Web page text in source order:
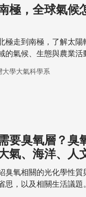
極，全球氣候
極走到南極，了解太
的氣候、生態與農業
大學大氣科學系
要臭氧層？臭
氣、海洋、人
臭氧相關的光化學性
思，以及相關生活議